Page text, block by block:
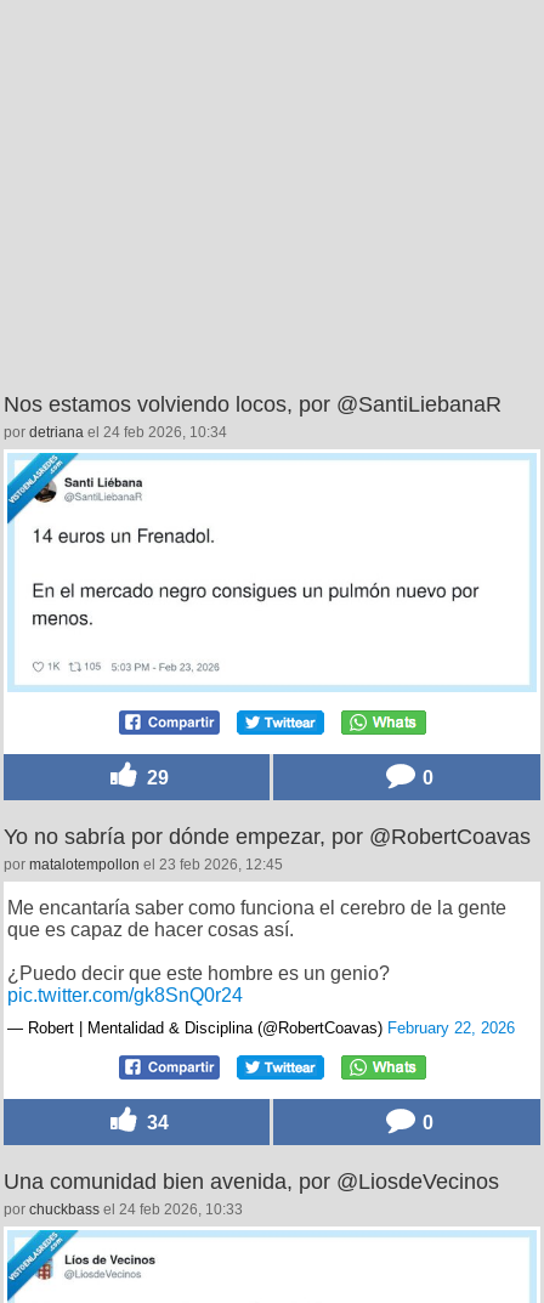
Nos estamos volviendo locos, por @SantiLiebanaR
por detriana el 24 feb 2026, 10:34
29 0
Yo no sabría por dónde empezar, por @RobertCoavas
por matalotempollon el 23 feb 2026, 12:45
Me encantaría saber como funciona el cerebro de la gente
que es capaz de hacer cosas así.
¿Puedo decir que este hombre es un genio?
pic.twitter.com/gk8SnQ0r24
— Robert | Mentalidad & Disciplina (@RobertCoavas) February 22, 2026
34 0
Una comunidad bien avenida, por @LiosdeVecinos
por chuckbass el 24 feb 2026, 10:33